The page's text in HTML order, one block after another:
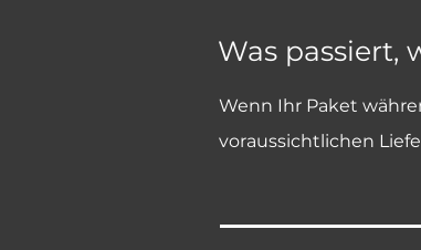
Was passiert,
Wenn Ihr Paket
voraussichtlichen